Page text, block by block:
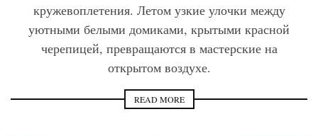
кружевоплетения. Летом узкие улочки между
уютными белыми домиками, крытыми красной
черепицей, превращаются в мастерские на
открытом воздухе.
READ MORE